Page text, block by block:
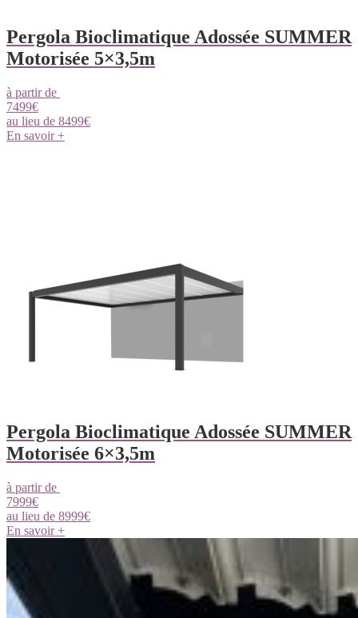
Pergola Bioclimatique Adossée SUMMER
Motorisée 5×3,5m
à partir de
7499€
au lieu de 8499€
En savoir +
Pergola Bioclimatique Adossée SUMMER
Motorisée 6×3,5m
à partir de
7999€
au lieu de 8999€
En savoir +